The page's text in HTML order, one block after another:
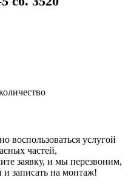
услугой
частей,
заявку, и мы перезвоним,
записать на монтаж!